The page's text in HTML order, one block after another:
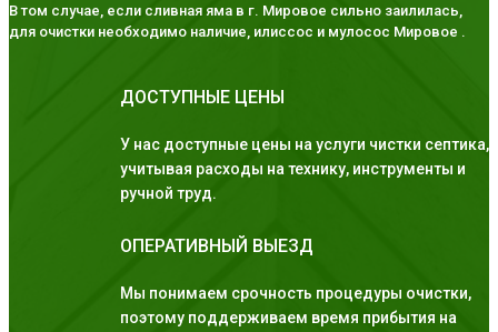
В том случае, если сливная яма в г. Мировое сильно заилилась,
для очистки необходимо наличие, илиссос и мулосос Мировое .
ДОСТУПНЫЕ ЦЕНЫ
У нас доступные цены на услуги чистки септика,
учитывая расходы на технику, инструменты и
ручной труд.
ОПЕРАТИВНЫЙ ВЫЕЗД
Мы понимаем срочность процедуры очистки,
поэтому поддерживаем время прибытия на